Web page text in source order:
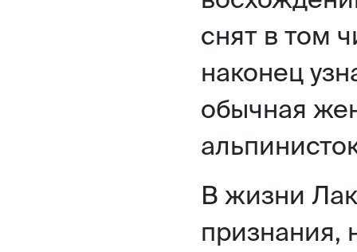
снят в том
наконец
обычная
В жизни
признания,